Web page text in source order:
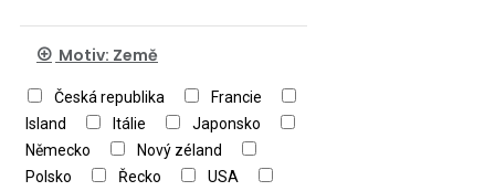
Motiv: Země
Česká republika
Francie
Island
Itálie
Japonsko
Německo
Nový zéland
Polsko
Řecko
USA